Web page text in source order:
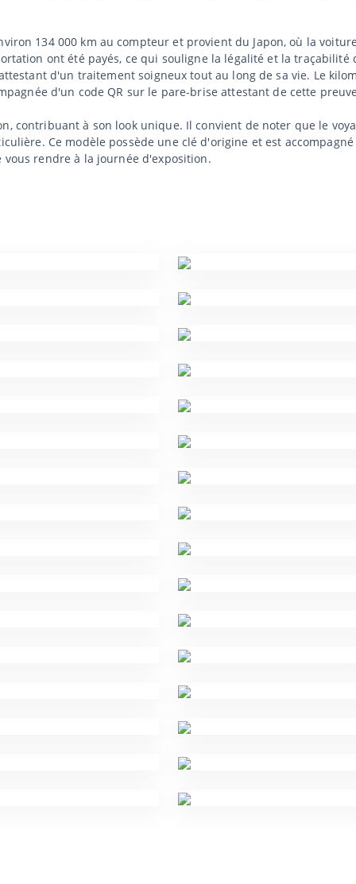
134 000 km au compteur et provient du Japon, où la
ont été payés, ce qui souligne la légalité et la
d'un traitement soigneux tout au long de sa vie. Le
d'un code QR sur le pare-brise attestant de cette
contribuant à son look unique. Il convient de noter que le
Ce modèle possède une clé d'origine et est
rendre à la journée d'exposition.